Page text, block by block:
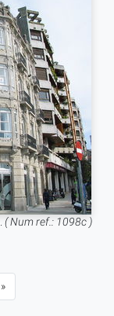
( Num ref.: 1098c )
»